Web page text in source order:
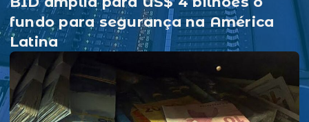
fundo para segurança na América
Latina